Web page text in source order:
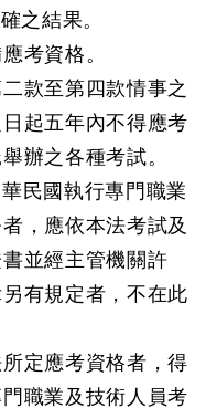
之結果。
考資格。
款至第四款情事之
起五年內不得應考
辦之各種考試。
民國執行專門職業
，應依本法考試及
並經主管機關許
有規定者，不在此
定應考資格者，得
職業及技術人員考